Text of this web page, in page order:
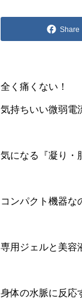
Share
全く痛くない！
気持ちいい微弱
気になる『凝り・
コンパクト機器な
専用ジェルと美容
身体の水脈に反応